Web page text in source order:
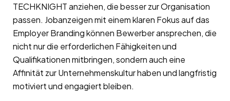
TECHKNIGHT anziehen, die besser zur Organisation
passen. Jobanzeigen mit einem klaren Fokus auf das
Employer Branding können Bewerber ansprechen, die
nicht nur die erforderlichen Fähigkeiten und
Qualifikationen mitbringen, sondern auch eine
Affinität zur Unternehmenskultur haben und langfristig
motiviert und engagiert bleiben.